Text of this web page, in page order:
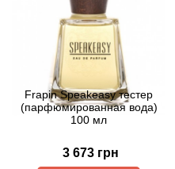
Frapin Speakeasy тестер
(парфюмированная вода)
100 мл
3 673 грн
Alyssa Ashley
American Crew
Amouage
Amouroud